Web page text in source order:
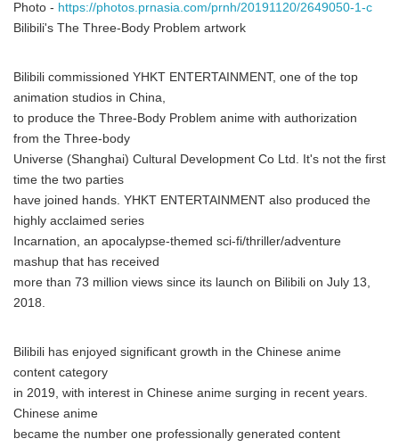
Photo - https://photos.prnasia.com/prnh/20191120/2649050-1-c
Bilibili's The Three-Body Problem artwork
Bilibili commissioned YHKT ENTERTAINMENT, one of the top
animation studios in China,
to produce the Three-Body Problem anime with authorization
from the Three-body
Universe (Shanghai) Cultural Development Co Ltd. It's not the first
time the two parties
have joined hands. YHKT ENTERTAINMENT also produced the
highly acclaimed series
Incarnation, an apocalypse-themed sci-fi/thriller/adventure
mashup that has received
more than 73 million views since its launch on Bilibili on July 13,
2018.
Bilibili has enjoyed significant growth in the Chinese anime
content category
in 2019, with interest in Chinese anime surging in recent years.
Chinese anime
became the number one professionally generated content